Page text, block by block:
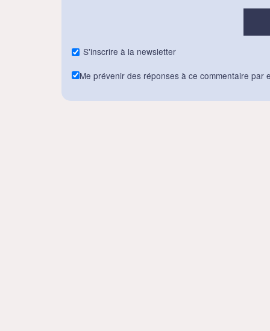
S'inscrire à la newsletter
Me prévenir des réponses à ce commentaire par